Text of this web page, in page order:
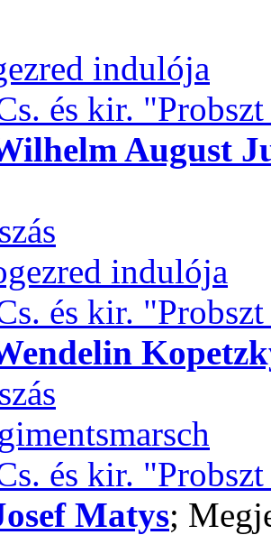
indulója
és kir.
August
indulója
és kir.
és kir.
Matys;